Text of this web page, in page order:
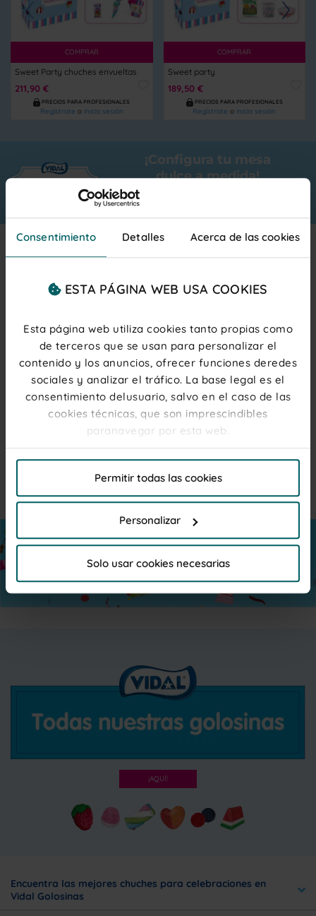
Consentimiento Detalles Acerca de las cookies
ESTA PÁGINA WEB USA COOKIES
Esta página web utiliza cookies tanto propias como
de terceros que se usan para personalizar el
contenido y los anuncios, ofrecer funciones deredes
sociales y analizar el tráfico. La base legal es el
consentimiento delusuario, salvo en el caso de las
cookies técnicas, que son imprescindibles
paranavegar por esta web.
las cookies, y sus datos de contacto son accesibles
en elAviso Legal
Por favor, haga clic en "Permitir todas las cookies" si
desea admitir todas las cookies de esta Web. Haga
que se instalen, para unainformación más completa
lea laPolítica de cookies
Permitir todas las cookies
Personalizar
Solo usar cookies necesarias
COMPRAR
Sweet Party chuches envueltas
211,90 €
PRECIOS PARA PROFESIONALES
Regístrate o inicia sesión
COMPRAR
Sweet party
189,50 €
PRECIOS PARA PROFESIONALES
Regístrate o inicia sesión
¡Configura tu mesa
dulce a medida!
4,35 €
Cantidad: 40 uds – 400g
Regístrateoinicia sesión
23,55 €
Cantidad: 314 uds – 1800 g
Regístrateoinicia sesión
¡AQUÍ!
Encuentra las mejores chuches para celebraciones en
Vidal Golosinas